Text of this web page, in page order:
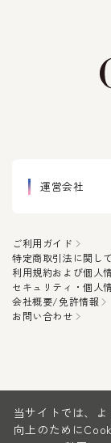
運営会社
ご利用ガイド
特定商取引法に関して
利用規約および個人
セキュリティ・個人
会社概要/免許情報
お問い合わせ
当サイトでは、
向上のために